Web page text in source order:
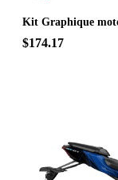
Kit Graphique
$174.17